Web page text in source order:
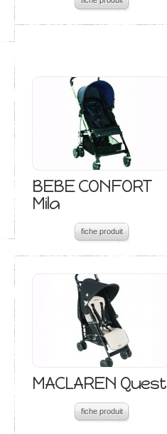
BEBE CONFORT
Mila
fiche produit
MACLAREN Quest
fiche produit